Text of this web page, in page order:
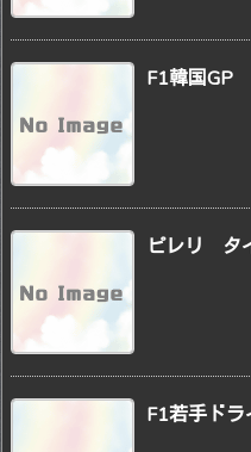
F1韓国GP
ピレリ タ
F1若手ド